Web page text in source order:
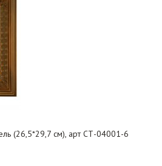
(26,5*29,7 см), арт СТ-04001-6